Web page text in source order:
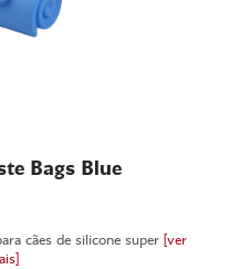
Bags Blue
cães de silicone super [ver